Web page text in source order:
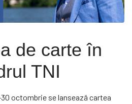
de carte în
TNI
octombrie se lansează cartea